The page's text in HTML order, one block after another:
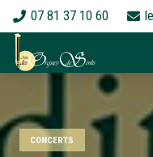
07 81 37 10 60
CONCERTS